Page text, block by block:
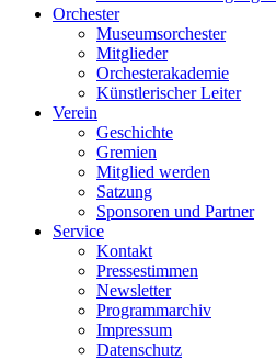
Orchester
Museumsorchester
Mitglieder
Orchesterakademie
Künstlerischer Leiter
Verein
Geschichte
Gremien
Mitglied werden
Satzung
Sponsoren und Partner
Service
Kontakt
Pressestimmen
Newsletter
Programmarchiv
Impressum
Datenschutz